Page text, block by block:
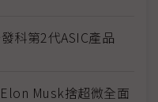
科第2代ASIC產品
Musk捨超微全面